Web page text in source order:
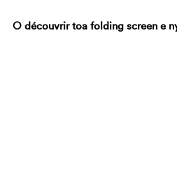
○ découvrirtoa folding screene